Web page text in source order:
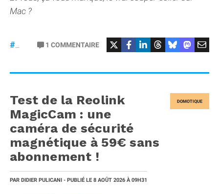
Mac ?
1 COMMENTAIRE
DOMOTIQUE
Test de la Reolink
MagicCam : une
caméra de sécurité
magnétique à 59€ sans
abonnement !
PAR DIDIER PULICANI - PUBLIÉ LE 8 AOÛT 2026 À 09H31